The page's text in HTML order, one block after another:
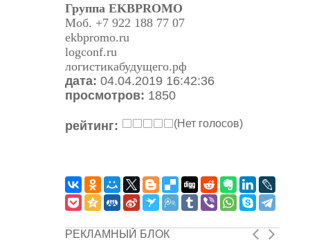
Группа EKBPROMO
Моб. +7 922 188 77 07
ekbpromo.ru
logconf.ru
логистикабудущего.рф
дата: 04.04.2019 16:42:36
просмотров: 1850
рейтинг: (Нет голосов)
РЕКЛАМНЫЙ БЛОК